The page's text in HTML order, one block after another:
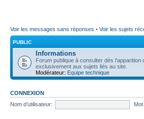
Voir les messages sans réponses • Voir les sujets
PUBLIC
Informations
Forum publique à consulter dès
exclusivement aux sujets liés au site.
Modérateur: Equipe technique
CONNEXION
Nom d’utilisateur: